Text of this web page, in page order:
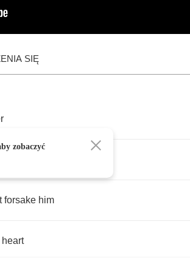
SIĘ
forsake him
heart
zobaczyć